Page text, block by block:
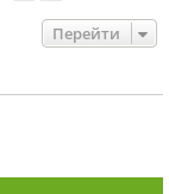
Перейти